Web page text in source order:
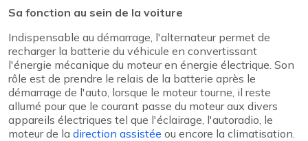
Sa fonction au sein de la voiture
Indispensable au démarrage, l'alternateur permet de
recharger la batterie du véhicule en convertissant
l'énergie mécanique du moteur en énergie électrique. Son
rôle est de prendre le relais de la batterie après le
démarrage de l'auto, lorsque le moteur tourne, il reste
allumé pour que le courant passe du moteur aux divers
appareils électriques tel que l'éclairage, l'autoradio, le
moteur de la direction assistée ou encore la climatisation.